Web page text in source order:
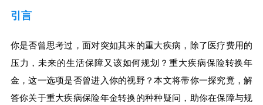
引言
你是否曾思考过，面对突如其来的重大疾病，除了医疗费用的
压力，未来的生活保障又该如何规划？重大疾病保险转换年
金，这一选项是否曾进入你的视野？本文将带你一探究竟，解
答你关于重大疾病保险年金转换的种种疑问，助你在保障与规